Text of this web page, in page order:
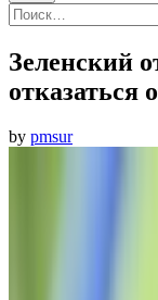
Найти:
Зеленский
отказаться
by pmsur